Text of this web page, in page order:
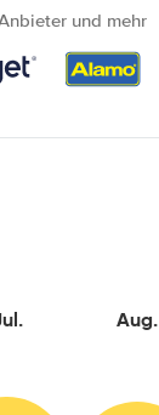
und mehr
Aug.